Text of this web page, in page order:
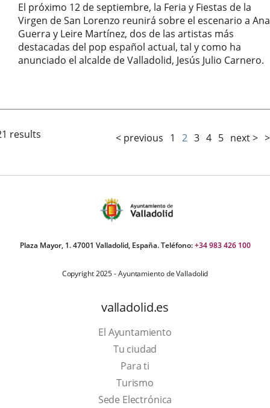
El próximo 12 de septiembre, la Feria y Fiestas de la
Virgen de San Lorenzo reunirá sobre el escenario a Ana
Guerra y Leire Martínez, dos de las artistas más
destacadas del pop español actual, tal y como ha
anunciado el alcalde de Valladolid, Jesús Julio Carnero.
noticia
results < previous 1 2 3 4 5 next >
Plaza Mayor, 1. 47001 Valladolid, España. Teléfono:+34 983 426 100
Copyright 2025 - Ayuntamiento de Valladolid
valladolid.es
El Ayuntamiento
Tu ciudad
Para ti
TurismoThis
link
Sede Electrónica